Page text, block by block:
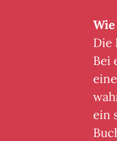
Die
Bei
ein